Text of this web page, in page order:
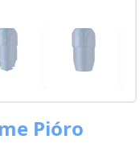
Pióro